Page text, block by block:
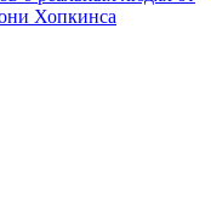
Хопкинса